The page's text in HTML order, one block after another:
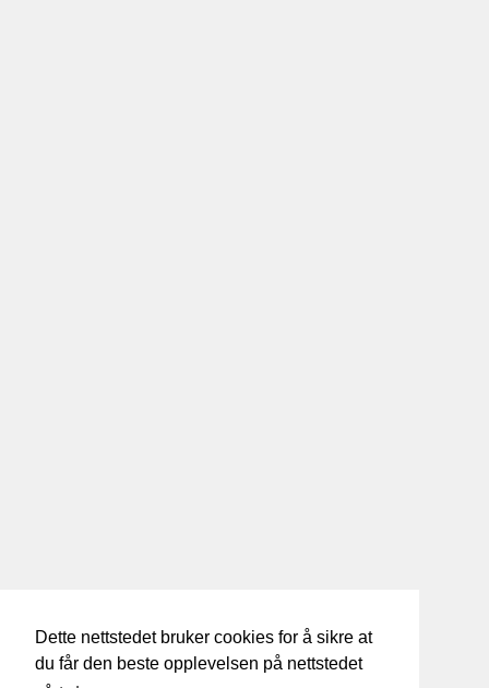
Dette nettstedet bruker cookies for å sikre at
du får den beste opplevelsen på nettstedet